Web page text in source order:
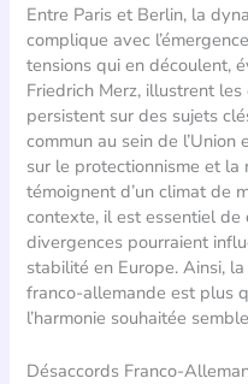
Entre Paris et Berlin, la
complique avec
tensions qui en découlent,
Friedrich Merz, illustrent
persistent sur des sujets
commun au sein de
sur le protectionnisme et
témoignent d’un climat de
contexte, il est essentiel
divergences pourraient
stabilité en Europe. Ainsi,
franco-allemande est plus
l’harmonie souhaitée
Désaccords Franco-